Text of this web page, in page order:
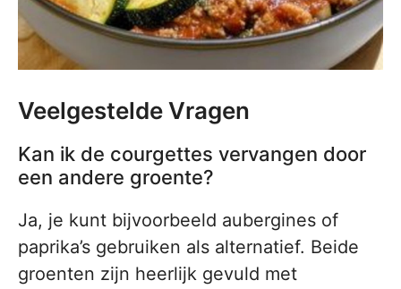
Veelgestelde Vragen
Kan ik de courgettes vervangen door
een andere groente?
Ja, je kunt bijvoorbeeld aubergines of
paprika’s gebruiken als alternatief. Beide
groenten zijn heerlijk gevuld met